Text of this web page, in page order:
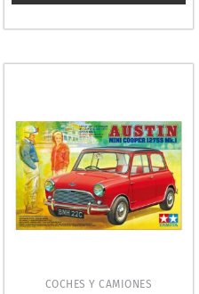
COCHES Y CAMIONES